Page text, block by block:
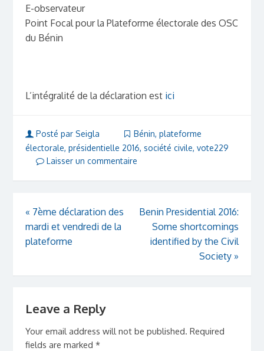
E-observateur
Point Focal pour la Plateforme électorale des OSC
du Bénin
L’intégralité de la déclaration est ici
Posté par Seigla Bénin, plateforme
électorale, présidentielle 2016, société civile, vote229
Laisser un commentaire
« 7ème déclaration des
mardi et vendredi de la
plateforme
Benin Presidential 2016:
Some shortcomings
identified by the Civil
Society »
Leave a Reply
Your email address will not be published. Required
fields are marked *